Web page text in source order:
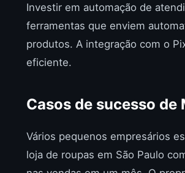
Investir em automação de
ferramentas que enviem
produtos. A integração com o
eficiente.
Casos de sucesso de
Vários pequenos empresários
loja de roupas em São Paulo